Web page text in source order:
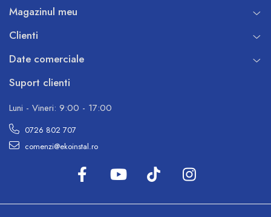
Magazinul meu
Clienti
Date comerciale
Suport clienti
Luni - Vineri: 9:00 - 17:00
0726 802 707
comenzi@ekoinstal.ro